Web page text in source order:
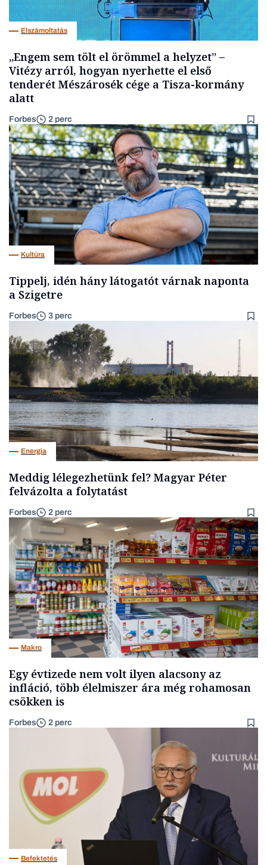
Elszámoltatás
„Engem sem tölt el örömmel a helyzet” –
Vitézy arról, hogyan nyerhette el első
tenderét Mészárosék cége a Tisza-kormány
alatt
Forbes 2 perc
Kultúra
Tippelj, idén hány látogatót várnak naponta
a Szigetre
Forbes 3 perc
Energia
Meddig lélegezhetünk fel? Magyar Péter
felvázolta a folytatást
Forbes 2 perc
Makro
Egy évtizede nem volt ilyen alacsony az
infláció, több élelmiszer ára még rohamosan
csökken is
Forbes 2 perc
Befektetés